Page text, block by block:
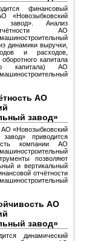
финансовый
«Новозыбковский
завод». Анализ
АО
динамики выручки,
и расходов,
капитала
капитала) АО
АО
завод»
«Новозыбковский
приводится
компании АО
позволяют
и вертикальный
отчётности
АО
завод»
динамический